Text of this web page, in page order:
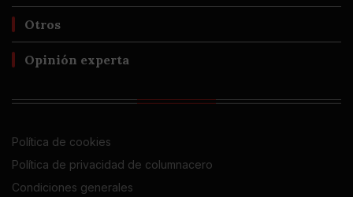
Otros
Opinión experta
Política de cookies
Política de privacidad de columnacero
Condiciones generales